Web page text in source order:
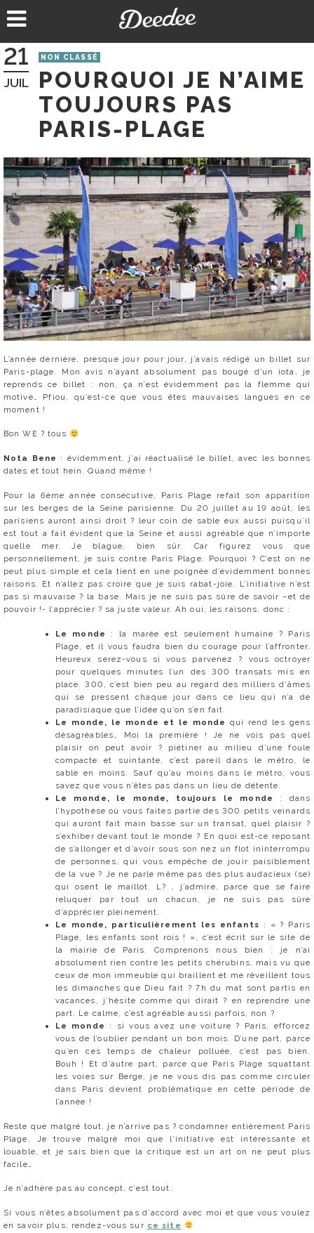
au
21
JUIL
NON CLASSÉ
POURQUOI JE N’AIME
TOUJOURS PAS
PARIS-PLAGE
L’année dernière, presque jour pour jour, j’avais rédigé un billet sur
Paris-plage. Mon avis n’ayant absolument pas bougé d’un iota, je
reprends ce billet : non, ça n’est évidemment pas la flemme qui
motive… Pfiou, qu’est-ce que vous êtes mauvaises langues en ce
moment !
Bon WE ? tous
Nota Bene : évidemment, j’ai réactualisé le billet, avec les bonnes
dates et tout hein. Quand même !
Pour la 6ème année consécutive, Paris Plage refait son apparition
sur les berges de la Seine parisienne. Du 20 juillet au 19 août, les
parisiens auront ainsi droit ? leur coin de sable eux aussi puisqu’il
est tout a fait évident que la Seine et aussi agréable que n’importe
quelle mer. Je blague, bien sûr. Car figurez vous que
personnellement, je suis contre Paris Plage. Pourquoi ? C’est on ne
peut plus simple et cela tient en une poignée d’évidemment bonnes
raisons. Et n’allez pas croire que je suis rabat-joie. L’initiative n’est
pas si mauvaise ? la base. Mais je ne suis pas sûre de savoir –et de
pouvoir !- l’apprécier ? sa juste valeur. Ah oui, les raisons, donc :
Le monde
: la marée est seulement humaine ? Paris
Plage, et il vous faudra bien du courage pour l’affronter.
Heureux serez-vous si vous parvenez ? vous octroyer
pour quelques minutes l’un des 300 transats mis en
place. 300, c’est bien peu au regard des milliers d’âmes
qui se pressent chaque jour dans ce lieu qui n’a de
paradisiaque que l’idée qu’on s’en fait.
Le monde, le monde et le monde qui rend les gens
désagréables… Moi la première ! Je ne vois pas quel
plaisir on peut avoir ? piétiner au milieu d’une foule
compacte et suintante, c’est pareil dans le métro, le
sable en moins. Sauf qu’au moins dans le métro, vous
savez que vous n’êtes pas dans un lieu de détente.
Le monde, le monde, toujours le monde
: dans
l’hypothèse où vous faites partie des 300 petits veinards
qui auront fait main basse sur un transat, quel plaisir ?
s’exhiber devant tout le monde ? En quoi est-ce reposant
de s’allonger et d’avoir sous son nez un flot ininterrompu
de personnes, qui vous empêche de jouir paisiblement
de la vue ? Je ne parle même pas des plus audacieux (se)
qui osent le maillot. L? , j’admire, parce que se faire
reluquer par tout un chacun, je ne suis pas sûre
d’apprécier pleinement.
Le monde, particulièrement les enfants : « ? Paris
Plage, les enfants sont rois ! », c’est écrit sur le site de
la mairie de Paris. Comprenons nous bien : je n’ai
absolument rien contre les petits chérubins, mais vu que
ceux de mon immeuble qui braillent et me réveillent tous
les dimanches que Dieu fait ? 7h du mat sont partis en
vacances, j’hésite comme qui dirait ? en reprendre une
part. Le calme, c’est agréable aussi parfois, non ?
Le monde
: si vous avez une voiture ? Paris, efforcez
vous de l’oublier pendant un bon mois. D’une part, parce
qu’en ces temps de chaleur polluée, c’est pas bien.
Bouh ! Et d’autre part, parce que Paris Plage squattant
les voies sur Berge, je ne vous dis pas comme circuler
dans Paris devient problématique en cette période de
l’année !
Reste que malgré tout, je n’arrive pas ? condamner entièrement Paris
Plage. Je trouve malgré moi que l’initiative est intéressante et
louable, et je sais bien que la critique est un art on ne peut plus
facile…
Je n’adhère pas au concept, c’est tout.
Si vous n’êtes absolument pas d’accord avec moi et que vous voulez
en savoir plus, rendez-vous sur ce site